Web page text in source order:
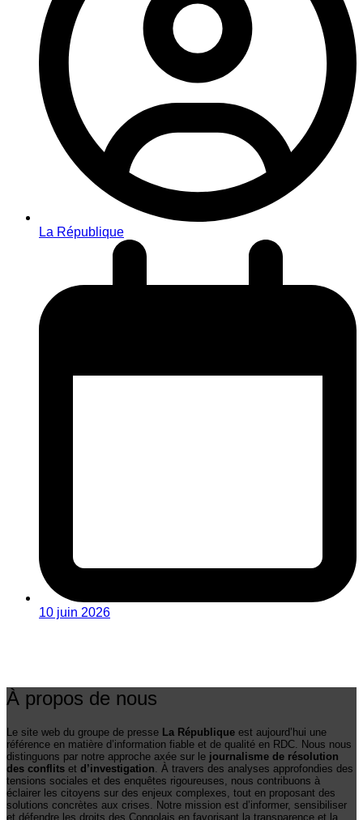
La République
10 juin 2026
À propos de nous
Le site web du groupe de presse La République est aujourd’hui une
référence en matière d’information fiable et de qualité en RDC. Nous nous
distinguons par notre approche axée sur le journalisme de résolution
des conflits et d’investigation . À travers des analyses approfondies des
tensions sociales et des enquêtes rigoureuses, nous contribuons à
éclairer les citoyens sur des enjeux complexes, tout en proposant des
solutions concrètes aux crises. Notre mission est d’informer, sensibiliser
et défendre les droits des Congolais en favorisant la transparence et la